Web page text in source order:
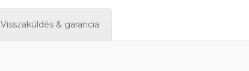
Visszaküldés & garancia